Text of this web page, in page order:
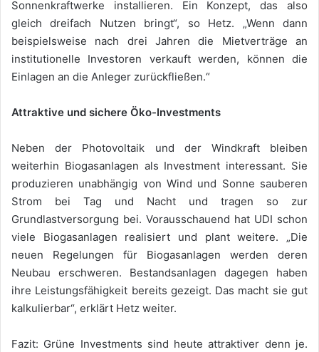
Sonnenkraftwerke installieren. Ein Konzept, das also
gleich dreifach Nutzen bringt“, so Hetz. „Wenn dann
beispielsweise nach drei Jahren die Mietverträge an
institutionelle Investoren verkauft werden, können die
Einlagen an die Anleger zurückfließen.“
Attraktive und sichere Öko-Investments
Neben der Photovoltaik und der Windkraft bleiben
weiterhin Biogasanlagen als Investment interessant. Sie
produzieren unabhängig von Wind und Sonne sauberen
Strom bei Tag und Nacht und tragen so zur
Grundlastversorgung bei. Vorausschauend hat UDI schon
viele Biogasanlagen realisiert und plant weitere. „Die
neuen Regelungen für Biogasanlagen werden deren
Neubau erschweren. Bestandsanlagen dagegen haben
ihre Leistungsfähigkeit bereits gezeigt. Das macht sie gut
kalkulierbar“, erklärt Hetz weiter.
Fazit: Grüne Investments sind heute attraktiver denn je.